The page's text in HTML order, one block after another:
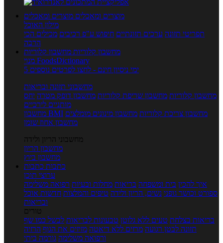
מוצרים ומאכלים מוצרים ומאכלים
מילון האוכל
תפריטי תזונה ערכים תזונתיים חיפוש ע"פ רכיבים מכילים הכי
הרבה
מחשבון קלוריות מחשבון קלוריות
מנוי FoodsDictionary
5 ימי ניסיון חינם - לחצו לפרטים נוספים
מחשבוני תזונה ובריאות
מחשבון קלוריות מחשבון שריפת קלוריות מחשבון דופק מטרה יחס
מותניים לירכיים
מחשבון BMI
מחשבון צריכת קלוריות מחשבון מינונים מומלצים
מחשבון אחוז שומן
מחשבוני הריון ולידה
מחשבון הריון
מחשבון ביוץ
כתבות כתבות
ערוצי תוכן
איך להכין בית ומשפחה בריאות מחלות ובעיות רפואה משלימה
ספורט וכושר גופני נשים, הריון ולידה טיפים והמלצות חדשות אוכל
ובריאות
טורים
בריאות בצלחת טעים ללא גלוטן טבעונות לבריאות לבשל כמו שף
תזונה לבטן רגועה מרזים ללא דיאטה מזיזים את הגוף הרזיה
ורפואה משלימה גורמה ביתי